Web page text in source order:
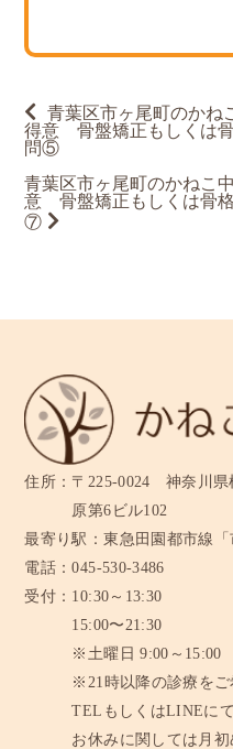
投
稿
ナ
ビ
ゲ
ー
シ
ョ
青葉区市ヶ尾町のかね
得意 骨盤矯正もしくは
問⑤
青葉区市ヶ尾町のかねこ
意 骨盤矯正もしくは骨
⑦
住所： 〒225-0024 神奈川県
原第6ビル102
最寄り駅：東急田園都市線「
電話：045-530-3486
受付： 10:30～13:30
15:00〜21:30
※土曜日 9:00～15:00
※21時以降の診療をご
TELもしくはLINEに
お休みに関しては月